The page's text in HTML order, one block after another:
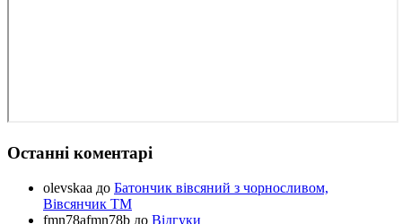
Останні коментарі
olevskaa до Батончик вівсяний з чорносливом,
Вівсянчик ТМ
fmn78afmn78b до Відгуки